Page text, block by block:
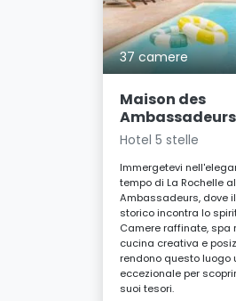
37 camere
Maison des
Ambassadeurs
Hotel 5 stelle
Immergetevi
tempo di La Rochelle
Ambassadeurs, dove
storico incontra lo
Camere raffinate, spa
cucina creativa e
rendono questo luogo
eccezionale per
suoi tesori.